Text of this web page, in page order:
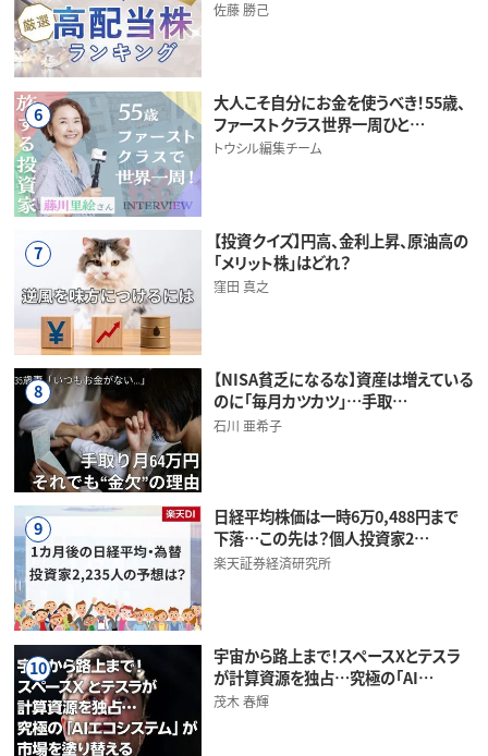
佐藤 勝己
6
大人こそ自分にお金を使うべき！55歳、
ファーストクラス世界一周ひと…
トウシル編集チーム
7
【投資クイズ】円高、金利上昇、原油高の
「メリット株」はどれ？
窪田 真之
8
【NISA貧乏になるな】資産は増えている
のに「毎月カツカツ」…手取…
石川 亜希子
9
日経平均株価は一時6万0,488円まで
下落…この先は？個人投資家2…
楽天証券経済研究所
10
宇宙から路上まで！スペースXとテスラ
が計算資源を独占…究極の「AI…
茂木 春輝